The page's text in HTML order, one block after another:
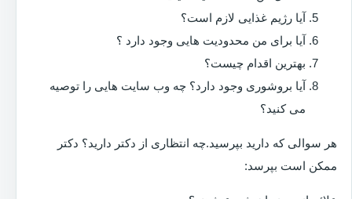
آیا رژیم غذایی لازم است؟
آیا برای من محدودیت هایی وجود دارد ؟
بهترین اقدام چیست؟
آیا بروشوری وجود دارد؟ چه وب سایت هایی را توصیه
می کنید؟
هر سوالی که دارید بپرسید.چه انتظاری از دکتر دارید؟ دکتر
ممکن است بپرسد: